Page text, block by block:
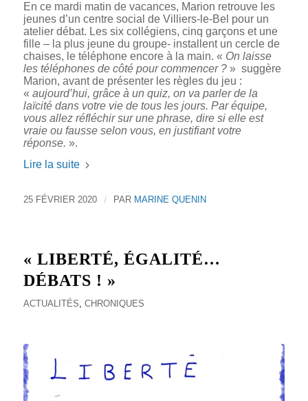
En ce mardi matin de vacances, Marion retrouve les
jeunes d’un centre social de Villiers-le-Bel pour un
atelier débat. Les six collégiens, cinq garçons et une
fille – la plus jeune du groupe- installent un cercle de
chaises, le téléphone encore à la main. « On laisse
les téléphones de côté pour commencer ?» suggère
Marion, avant de présenter les règles du jeu :
« aujourd’hui, grâce à un quiz, on va parler de la
laïcité dans votre vie de tous les jours. Par équipe,
vous allez réfléchir sur une phrase, dire si elle est
vraie ou fausse selon vous, en justifiant votre
réponse. ».
Lire la suite
25 FÉVRIER 2020 / PAR MARINE QUENIN
« LIBERTÉ, ÉGALITÉ…
DÉBATS ! »
ACTUALITÉS CHRONIQUES